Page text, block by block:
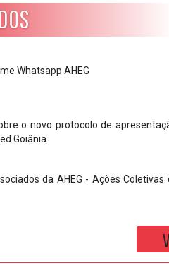
Whatsapp AHEG
o novo protocolo de
Goiânia
da AHEG - Ações Coletivas